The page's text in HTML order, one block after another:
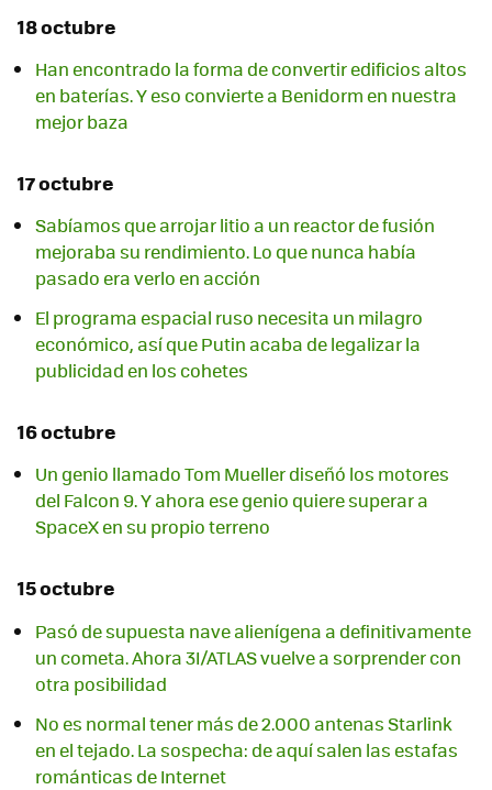
18 octubre
Han encontrado la forma de convertir edificios altos
en baterías. Y eso convierte a Benidorm en nuestra
mejor baza
17 octubre
Sabíamos que arrojar litio a un reactor de fusión
mejoraba su rendimiento. Lo que nunca había
pasado era verlo en acción
El programa espacial ruso necesita un milagro
económico, así que Putin acaba de legalizar la
publicidad en los cohetes
16 octubre
Un genio llamado Tom Mueller diseñó los motores
del Falcon 9. Y ahora ese genio quiere superar a
SpaceX en su propio terreno
15 octubre
Pasó de supuesta nave alienígena a definitivamente
un cometa. Ahora 3I/ATLAS vuelve a sorprender con
otra posibilidad
No es normal tener más de 2.000 antenas Starlink
en el tejado. La sospecha: de aquí salen las estafas
románticas de Internet